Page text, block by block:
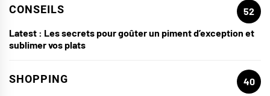
CONSEILS
52
Latest : Les secrets pour goûter un piment d’exception et
sublimer vos plats
SHOPPING
40